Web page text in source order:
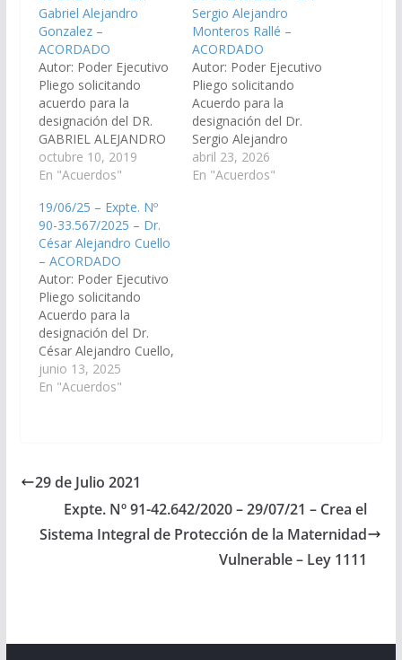
Gabriel Alejandro
Gonzalez –
ACORDADO
Autor: Poder Ejecutivo
Pliego solicitando
acuerdo para la
designación del DR.
GABRIEL ALEJANDRO
GONZALEZ, D.N.I Nº
25.618.869, como
Judicial Centro. (Expte.
Nº 90-28.201/19, a la
Comisión de Justicia,
Acuerdos y
Designaciones)
Acordado el
28/11/2019
octubre 10, 2019
En "Acuerdos"
Sergio Alejandro
Monteros Rallé –
ACORDADO
Autor: Poder Ejecutivo
Pliego solicitando
Acuerdo para la
designación del Dr.
Sergio Alejandro
Monteros Rallé, DNI
N° 32.537.287, en el
abril 23, 2026
En "Acuerdos"
19/06/25 – Expte. Nº
90-33.567/2025 – Dr.
César Alejandro Cuello
– ACORDADO
Autor: Poder Ejecutivo
Pliego solicitando
Acuerdo para la
designación del Dr.
César Alejandro Cuello,
DNI N° 22.637.121, en
el cargo de Defensor
Comisión de Justicia,
Acuerdo y
Designaciones).
Acordado, el
junio 13, 2025
En "Acuerdos"
29 de Julio 2021
Expte. Nº 91-42.642/2020 – 29/07/21 – Crea el
Sistema Integral de Protección de la Maternidad
Vulnerable – Ley 1111